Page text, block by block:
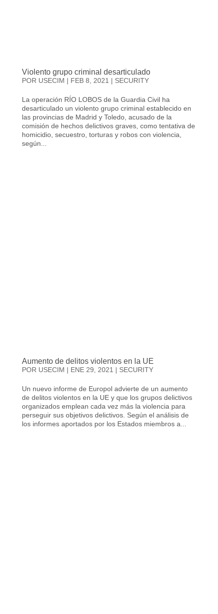
Violento grupo criminal desarticulado
POR USECIM | FEB 8, 2021 | SECURITY
La operación RÍO LOBOS de la Guardia Civil ha
desarticulado un violento grupo criminal establecido en
las provincias de Madrid y Toledo, acusado de la
comisión de hechos delictivos graves, como tentativa de
homicidio, secuestro, torturas y robos con violencia,
según...
Aumento de delitos violentos en la UE
POR USECIM | ENE 29, 2021 | SECURITY
Un nuevo informe de Europol advierte de un aumento
de delitos violentos en la UE y que los grupos delictivos
organizados emplean cada vez más la violencia para
perseguir sus objetivos delictivos. Según el análisis de
los informes aportados por los Estados miembros a...